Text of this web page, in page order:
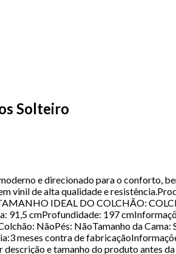
Solteiro
e direcionado para o conforto,
vinil de alta qualidade e
IDEAL DO COLCHÃO:
cmProfundidade: 197
NãoPés: NãoTamanho da
meses contra de
e tamanho do produto antes